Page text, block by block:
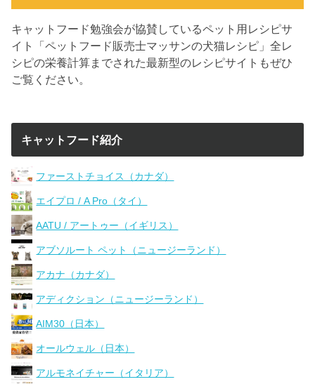
キャットフード勉強会が協賛しているペット用レシピサ
イト「ペットフード販売士マッサンの犬猫レシピ」全レ
シピの栄養計算までされた最新型のレシピサイトもぜひ
ご覧ください。
キャットフード紹介
ファーストチョイス（カナダ）
エイプロ / A Pro（タイ）
AATU / アートゥー（イギリス）
アブソルート ペット（ニュージーランド）
アカナ（カナダ）
アディクション（ニュージーランド）
AIM30（日本）
オールウェル（日本）
アルモネイチャー（イタリア）